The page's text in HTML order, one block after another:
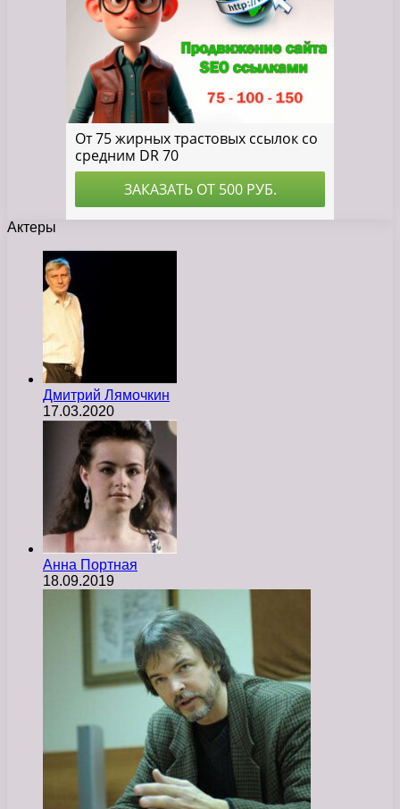
Актеры
Дмитрий Лямочкин
17.03.2020
Анна Портная
18.09.2019